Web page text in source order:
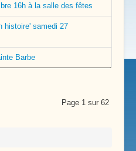
16h à la salle des fêtes
histoire' samedi 27
Barbe
Page 1 sur 62